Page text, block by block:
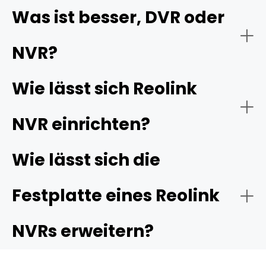
WLAN-NVR
Was ist besser, DVR oder
NVR?
Wie lässt sich Reolink
NVR einrichten?
Tutorial zur Einrichtung von PoE-/WLAN-NVRs
Tipp:
Wie lässt sich die
Festplatte eines Reolink
NVRs erweitern?